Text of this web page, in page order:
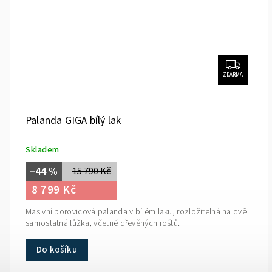
ZDARMA
Palanda GIGA bílý lak
Skladem
15 790 Kč
–44 %
8 799 Kč
Do košíku
Masivní borovicová palanda v bílém laku, rozložitelná na dvě
samostatná lůžka, včetně dřevěných roštů.